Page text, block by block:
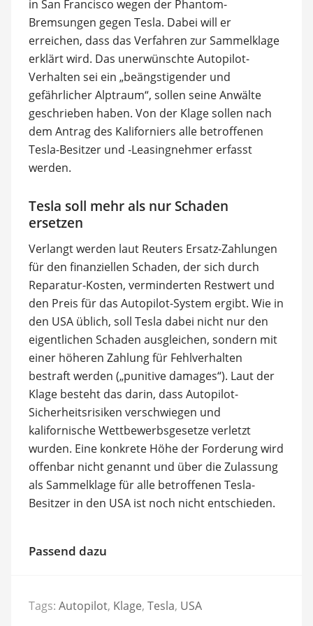
in San Francisco wegen der Phantom-
Bremsungen gegen Tesla. Dabei will er
erreichen, dass das Verfahren zur Sammelklage
erklärt wird. Das unerwünschte Autopilot-
Verhalten sei ein „beängstigender und
gefährlicher Alptraum“, sollen seine Anwälte
geschrieben haben. Von der Klage sollen nach
dem Antrag des Kaliforniers alle betroffenen
Tesla-Besitzer und -Leasingnehmer erfasst
werden.
Tesla soll mehr als nur Schaden
ersetzen
Verlangt werden laut Reuters Ersatz-Zahlungen
für den finanziellen Schaden, der sich durch
Reparatur-Kosten, verminderten Restwert und
den Preis für das Autopilot-System ergibt. Wie in
den USA üblich, soll Tesla dabei nicht nur den
eigentlichen Schaden ausgleichen, sondern mit
einer höheren Zahlung für Fehlverhalten
bestraft werden („punitive damages“). Laut der
Klage besteht das darin, dass Autopilot-
Sicherheitsrisiken verschwiegen und
kalifornische Wettbewerbsgesetze verletzt
wurden. Eine konkrete Höhe der Forderung wird
offenbar nicht genannt und über die Zulassung
als Sammelklage für alle betroffenen Tesla-
Besitzer in den USA ist noch nicht entschieden.
Passend dazu
Tags: Autopilot, Klage, Tesla, USA